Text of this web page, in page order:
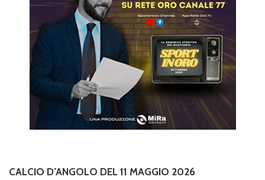
CALCIO D’ANGOLO DEL 11 MAGGIO 2026